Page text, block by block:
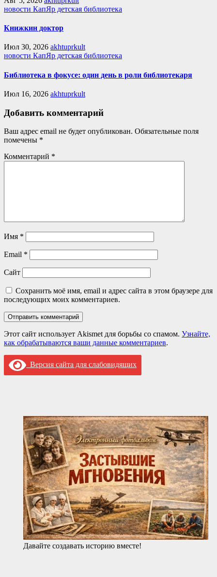
новости КапЯр детская библиотека
Книжкин доктор
Июл 30, 2026 akhtuprkult
новости КапЯр детская библиотека
Библиотека в фокусе: один день в роли библиотекаря
Июл 16, 2026 akhtuprkult
Добавить комментарий
Ваш адрес email не будет опубликован. Обязательные поля
помечены *
Комментарий *
Имя *
Email *
Сайт
Сохранить моё имя, email и адрес сайта в этом браузере для
последующих моих комментариев.
Этот сайт использует Akismet для борьбы со спамом. Узнайте,
как обрабатываются ваши данные комментариев.
Версия сайта для слабовидящих
Давайте создавать историю вместе!